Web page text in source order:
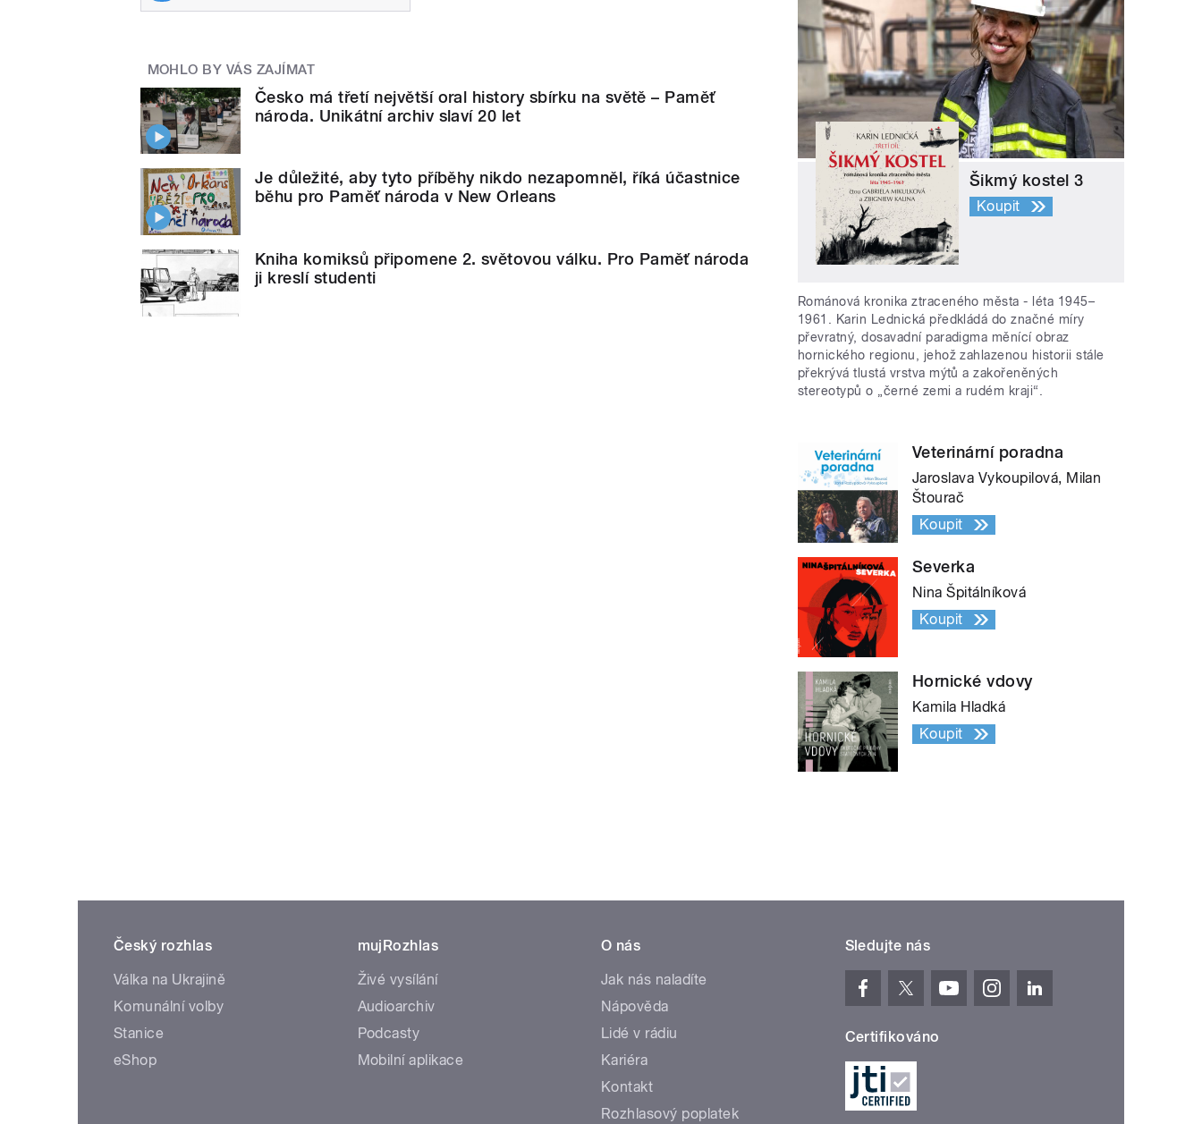
MOHLO BY VÁS ZAJÍMAT
Česko má třetí největší oral history sbírku na světě – Paměť
národa. Unikátní archiv slaví 20 let
Je důležité, aby tyto příběhy nikdo nezapomněl, říká účastnice
běhu pro Paměť národa v New Orleans
Kniha komiksů připomene 2. světovou válku. Pro Paměť národa
ji kreslí studenti
Šikmý kostel 3
Koupit
Románová kronika ztraceného města - léta 1945–
1961. Karin Lednická předkládá do značné míry
převratný, dosavadní paradigma měnící obraz
hornického regionu, jehož zahlazenou historii stále
překrývá tlustá vrstva mýtů a zakořeněných
stereotypů o „černé zemi a rudém kraji“.
Veterinární poradna
Jaroslava Vykoupilová, Milan
Štourač
Koupit
Severka
Nina Špitálníková
Koupit
Hornické vdovy
Kamila Hladká
Koupit
Český rozhlas
Válka na Ukrajině
Komunální volby
Stanice
eShop
mujRozhlas
Živé vysílání
Audioarchiv
Podcasty
Mobilní aplikace
O nás
Jak nás naladíte
Nápověda
Lidé v rádiu
Kariéra
Kontakt
Rozhlasový poplatek
Sledujte nás
Certifikováno